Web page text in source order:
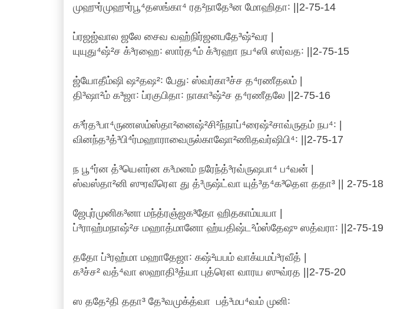
முஹுர்முஹுர்பூ⁴தஸங்கா⁴ ரத²நாதே³ன மோஹிதா꞉ ||2-75-14
ப்ரஜஜ்வால ஜலே சைவ வஹ்நிர்ஜனபதே³ஷ்²வர |
யுயுது⁴ஷ்²ச க்³ரஹை꞉ ஸார்த⁴ம் க்³ரஹா நப⁴ஸி ஸர்வத꞉ ||2-75-15
ஜ்யோதீம்ஷி ஷ²தஷ²꞉ பேது꞉ ஸ்வர்கா³ச்ச த⁴ரணீதலம் |
தி³ஷா²ம் க³ஜா꞉ ப்ரகுபிதா꞉ நாகா³ஷ்²ச த⁴ரணீதலே ||2-75-16
க³ர்த³பா⁴ருணஸம்ஸ்தா²னைஷ்²சி²ந்நாப்⁴ரைஷ்²சாவ்ருதம் நப⁴꞉ |
வினந்த³த்³பி⁴ர்மஹாராவைருல்காஷோ²ணிதவர்ஷிபி⁴꞉ ||2-75-17
ந பூ⁴ர்ன த்³யௌர்ன க³மனம் நரேந்த்³ரவ்ருஷபா⁴ ப⁴வன் |
ஸ்வஸ்தா²னி ஸுரவீரௌ து த்³ருஷ்ட்வா யுத்³த⁴க³தௌ ததா³ || 2-75-18
ஜேபுர்முனிக³னா மந்த்ரஞ்ஜக³தோ ஹிதகாம்யயா |
ப்³ராஹ்மநாஷ்²ச மஹாத்மானோ ஹ்யதிஷ்ட²ம்ஸ்தேஷு ஸத்வரா꞉ ||2-75-19
ததோ ப்³ரஹ்மா மஹாதேஜா꞉ கஷ்²யபம் வாக்யமப்³ரவீத் |
க³ச்ச² வத்⁴வா ஸஹாதி³த்யா புத்ரௌ வாரய ஸுவ்ரத ||2-75-20
ஸ ததே²தி ததா³ தே³வமுக்த்வா பத்³மப⁴வம் முனி꞉